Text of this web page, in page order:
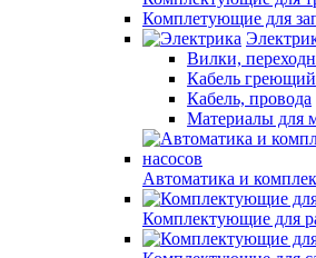
Комплетующие для
Вилки,
Кабель греющий
Кабель, провода
Материалы для
Автоматика и
Комплектующие для